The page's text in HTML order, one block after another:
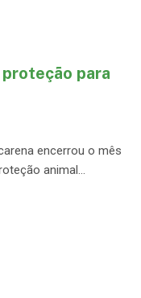
para
encerrou o mês
animal…